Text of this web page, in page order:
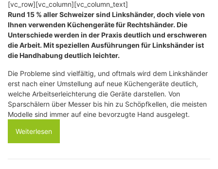
[vc_row][vc_column][vc_column_text]
Rund 15 % aller Schweizer sind Linkshänder, doch viele von
Ihnen verwenden Küchengeräte für Rechtshänder. Die
Unterschiede werden in der Praxis deutlich und erschweren
die Arbeit. Mit speziellen Ausführungen für Linkshänder ist
die Handhabung deutlich leichter.
Die Probleme sind vielfältig, und oftmals wird dem Linkshänder
erst nach einer Umstellung auf neue Küchengeräte deutlich,
welche Arbeitserleichterung die Geräte darstellen. Von
Sparschälern über Messer bis hin zu Schöpfkellen, die meisten
Modelle sind immer auf eine bevorzugte Hand ausgelegt.
Weiterlesen